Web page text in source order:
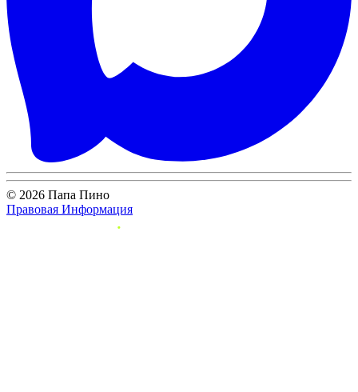
© 2026 Папа Пино
Правовая Информация